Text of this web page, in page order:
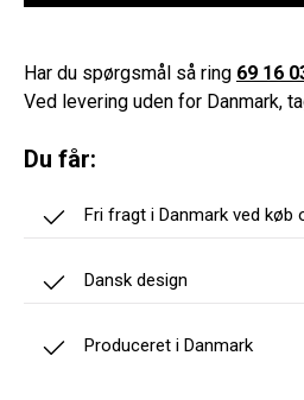
Har du spørgsmål så ring 69 16
Ved levering uden for Danmark,
Du får:
Fri fragt i Danmark ved køb
Dansk design
Produceret i Danmark